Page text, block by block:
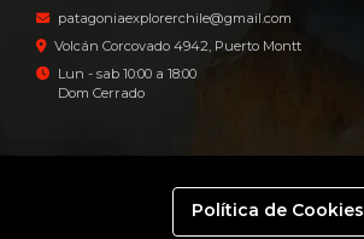
patagoniaexplorerchile@gmail.com
Volcán Corcovado 4942, Puerto Montt
Lun - sab 10:00 a 18:00
Dom Cerrado
Política de Cookies